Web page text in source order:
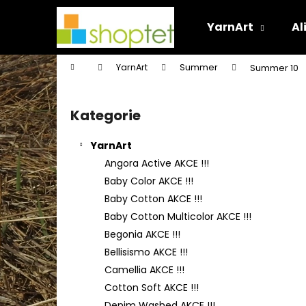
YarnArt
Domů YarnArt Summer Summer 10
P
o
s
t
r
a
n
n
í
p
a
n
Přeskočit
kategorie
Kategorie
YarnArt
Angora Active AKCE !!!
Baby Color AKCE !!!
Baby Cotton AKCE !!!
Baby Cotton Multicolor AKCE !!!
Begonia AKCE !!!
Bellisismo AKCE !!!
Camellia AKCE !!!
Cotton Soft AKCE !!!
í
k
Zpět
do
obchodu
Zpět
do
obchodu